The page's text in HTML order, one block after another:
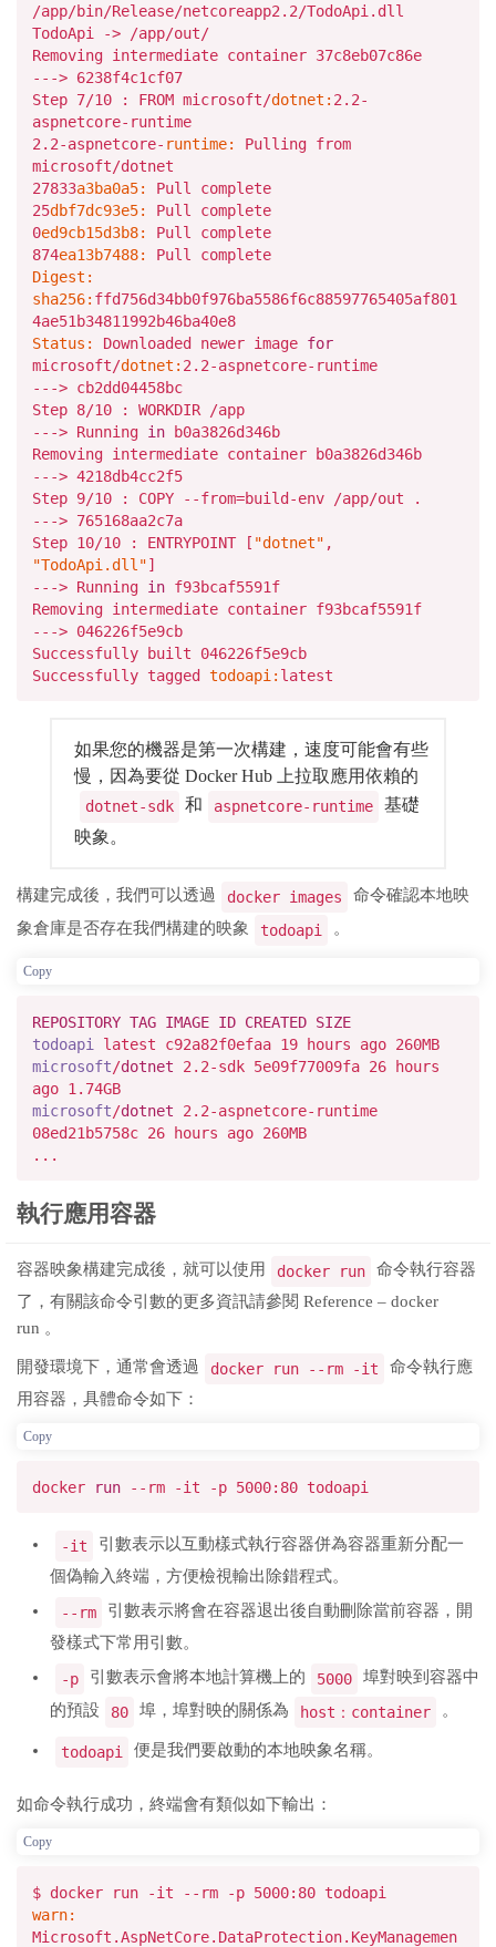
/app/bin/Release/netcoreapp2 .2/TodoApi.dll
TodoApi ->
/app/out/
Removing intermediate container 37c8eb07c86e
---> 6238f4c1cf07
Step 7/10 : FROM microsoft/dotnet: 2.2-
aspnetcore-runtime
2.2-aspnetcore- runtime:
Pulling from
microsoft/dotnet
27833a3ba0a5:
Pull complete
25dbf7dc93e5:
Pull complete
0ed9cb15d3b8:
Pull complete
874ea13b7488:
Pull complete
Digest:
sha256: ffd756d34bb0f976ba5586f6c88597765405af801
4ae51b34811992b46ba40e8
Status:
Downloaded newer image for
microsoft/dotnet: 2.2-aspnetcore-runtime
---> cb2dd04458bc
Step 8/10 : WORKDIR /app
---> Running inb0a3826d346b
Removing intermediate container b0a3826d346b
---> 4218db4cc2f5
Step 9/10 : COPY --from=build-env /app/out .
---> 765168aa2c7a
Step 10/10: ENTRYPOINT [ "dotnet" ,
"TodoApi.dll"]
---> Running inf93bcaf5591f
Removing intermediate container f93bcaf5591f
---> 046226f5e9cb
Successfully built 046226f5e9cb
Successfully tagged todoapi: latest
如果您的機器是第一次構建，速度可能會有些
慢，因為要從 Docker Hub 上拉取應用依賴的
dotnet-sdk 和 aspnetcore-runtime
基礎
映象。
構建完成後，我們可以透過 docker images
命令確認本地映
象倉庫是否存在我們構建的映象
todoapi 。
Copy
REPOSITORY TAG IMAGE ID CREATED SIZE
todoapi
latest c92a82f0efaa 19hours ago 260MB
microsoft/dotnet 2.2-sdk 5e09f77009fa 26hours
ago 1.74GB
microsoft/dotnet 2.2-aspnetcore-runtime
08ed21b5758c 26hours ago 260MB
...
執行應用容器
容器映象構建完成後，就可以使用 docker run
命令執行容器
了，有關該命令引數的更多資訊請參閱 Reference – docker
run 。
開發環境下，通常會透過 docker run --rm -it
命令執行應
用容器，具體命令如下：
Copy
docker run--rm -it -p 5000:80 todoapi
-it
引數表示以互動樣式執行容器併為容器重新分配一
個偽輸入終端，方便檢視輸出除錯程式。
--rm
引數表示將會在容器退出後自動刪除當前容器，開
發樣式下常用引數。
-p 引數表示會將本地計算機上的 5000
埠對映到容器中
的預設
80 埠，埠對映的關係為 host：container 。
todoapi 便是我們要啟動的本地映象名稱。
如命令執行成功，終端會有類似如下輸出：
Copy
$ docker run -it --rm -p 5000: 80todoapi
warn:
Microsoft.AspNetCore.DataProtection.KeyManagemen